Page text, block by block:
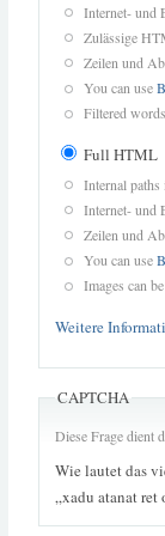
Internet- und
Zulässige
Zeilen und
You can use
Filtered
Full HTML
Internal
Internet- und
Zeilen und
You can use
Images can
Weitere
CAPTCHA
Diese Frage dient
Wie lautet das
„xadu atanat